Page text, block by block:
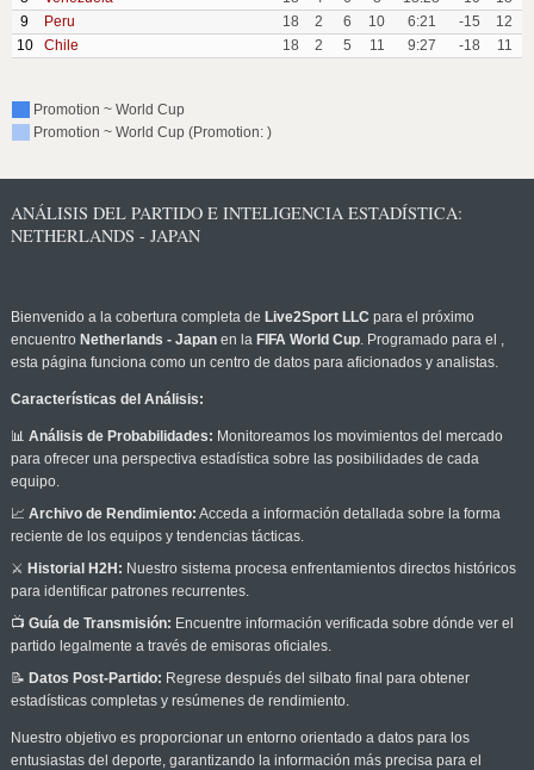
9
Peru 18 2 6 10 6:21 -15
12
10
Chile 18 2 5 11 9:27 -18 11
Promotion ~ World Cup
Promotion ~ World Cup (Promotion: )
ANÁLISIS DEL PARTIDO E INTELIGENCIA ESTADÍSTICA:
NETHERLANDS - JAPAN
Bienvenido a la cobertura completa de Live2Sport LLC para el próximo
encuentro Netherlands - Japanen la FIFA World Cup. Programado para el ,
esta página funciona como un centro de datos para aficionados y analistas.
Características del Análisis:
📊 Análisis de Probabilidades: Monitoreamos los movimientos del mercado
para ofrecer una perspectiva estadística sobre las posibilidades de cada
equipo.
📈 Archivo de Rendimiento: Acceda a información detallada sobre la forma
reciente de los equipos y tendencias tácticas.
⚔️ Historial H2H: Nuestro sistema procesa enfrentamientos directos históricos
para identificar patrones recurrentes.
📺 Guía de Transmisión: Encuentre información verificada sobre dónde ver el
partido legalmente a través de emisoras oficiales.
📝 Datos Post-Partido: Regrese después del silbato final para obtener
estadísticas completas y resúmenes de rendimiento.
Nuestro objetivo es proporcionar un entorno orientado a datos para los
entusiastas del deporte, garantizando la información más precisa para el